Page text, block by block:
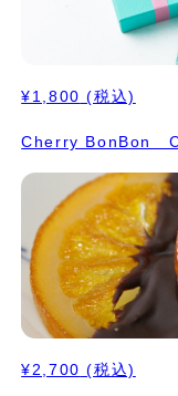
¥1,800 (税込)
Cherry BonBon
¥2,700 (税込)